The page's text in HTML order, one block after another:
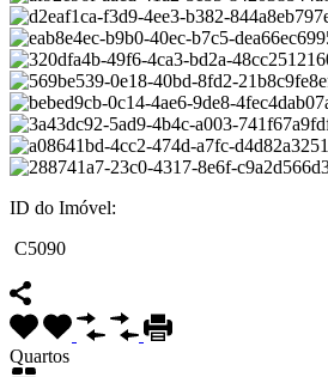
ID do Imóvel:
C5090
Quartos